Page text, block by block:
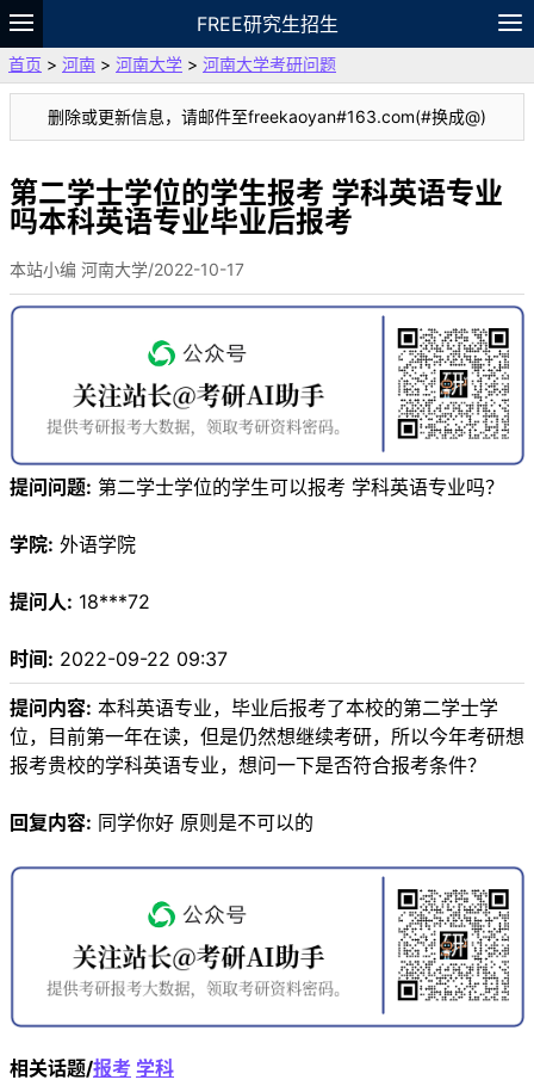
FREE研究生招生
题库
故事 专题 APP 笔记
VIP
资料
首页 > 河南 > 河南大学 > 河南大学考研问题
删除或更新信息，请邮件至freekaoyan#163.com(#换成@)
第二学士学位的学生报考 学科英语专业
吗本科英语专业毕业后报考
本站小编 河南大学/2022-10-17
提问问题: 第二学士学位的学生可以报考 学科英语专业吗？
学院: 外语学院
提问人: 18***72
时间: 2022-09-22 09:37
提问内容: 本科英语专业，毕业后报考了本校的第二学士学
位，目前第一年在读，但是仍然想继续考研，所以今年考研想
报考贵校的学科英语专业，想问一下是否符合报考条件？
回复内容: 同学你好 原则是不可以的
相关话题/报考 学科